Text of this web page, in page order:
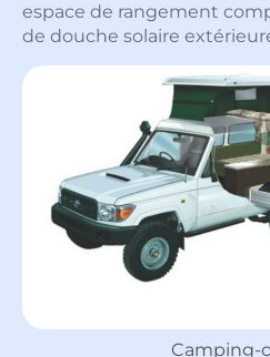
espace de rangement
de douche solaire
Camping-